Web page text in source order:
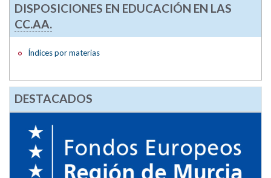
DISPOSICIONES EN EDUCACIÓN EN LAS
CC.AA.
Índices por materias
DESTACADOS